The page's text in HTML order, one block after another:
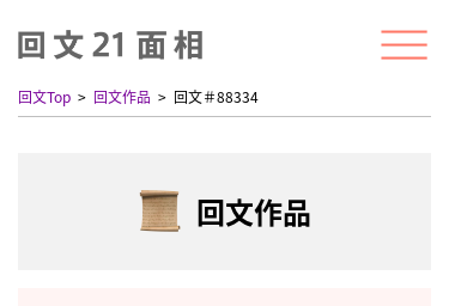
回文Top 回文作品 回文＃88334
回文作品